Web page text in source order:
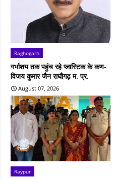
Raghogarh
गर्भाशय तक पहुंच रहे प्लास्टिक के कण-
विजय कुमार जैन राघौगढ़ म. प्र.
August 07, 2026
Raypur